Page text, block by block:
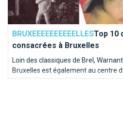
BRUXEEEEEEEEEELLESTop 10
consacrées à Bruxelles
Loin des classiques de Brel,
Bruxelles est également au centre
connues. Nous avons poussé une